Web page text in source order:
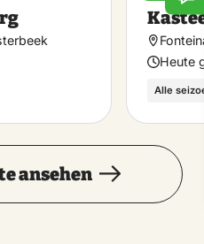
Heute
Alle
ansehen